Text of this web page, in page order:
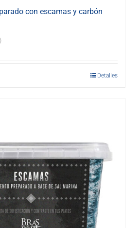
con escamas y carbón
Detalles